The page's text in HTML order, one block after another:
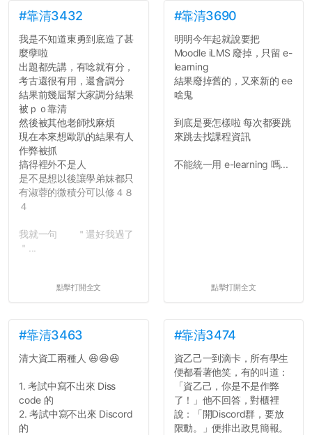
績無法體現你們的努力，但
往後你們正直的態度一定會
讓你們在社會上適應得更
好。最後，那些作弊的同
學，你們要瞭解到作弊對你
們而言是沒有任何好處的，
大學是你們唯一可以勇敢認
錯但不需要付出太大代價的
地方，你們在這時候如果不
會學會...
#靠清3432
我是不知道東勇到底造了甚
麼孽啦
出題都先講，有唸就有分，
考古還很有用，還會調分
結果前幾屆幫大家調分結果
被ｐｏ靠清
然後被其他老師找麻煩
現在本來想歐趴的結果有人
作弊被抓
搞得裡外不是人
是不是想以後讓學弟妹都只
有淑蓉的微積分可以修４８
４
我就一句 ＂還好我過了
＂...
點擊打開全文
#靠清3690
明明今年起就說要把
Moodle iLMS 廢掉，只留 e-
learning
結果廢掉舊的，又來新的 ee
啥鬼
到底是要怎樣啦 每次都要跳
來跳去找課程資訊
不能統一用 e-learning 嗎...
點擊打開全文
#靠清3463
清大資工兩種人 😆😆😆
1. 考試中寫不出來 Diss
code 的
2. 考試中寫不出來 Discord
的
#靠清3474
資乙己一到滴卡，所有學生
便都看著他笑，有的叫道：
「資乙己，你是不是作弊
了！」他不回答，對櫃裡
說：「開Discord群，要放
限動。」便排出政見簡報。